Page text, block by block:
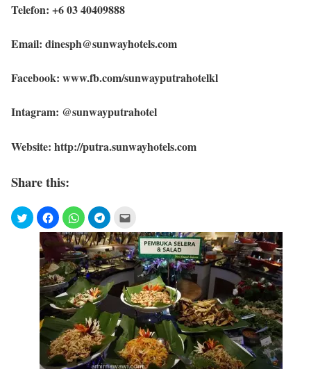
Telefon: +6 03 40409888
Email: dinesph@sunwayhotels.com
Facebook: www.fb.com/sunwayputrahotelkl
Intagram: @sunwayputrahotel
Website: http://putra.sunwayhotels.com
Share this: